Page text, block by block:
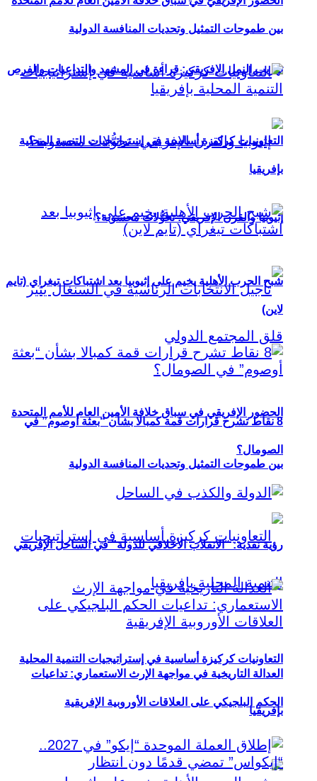
تهريب النمل الإفريقي: قراءة في المشهد والتداعيات والفرص
إثيوبيا والقرن الإفريقي: تحوُّلات محسوبة؟
الحضور الإفريقي في سباق خلافة الأمين العام للأمم المتحدة
بين طموحات التمثيل وتحديات المنافسة الدولية
التعاونيات كركيزة أساسية في إستراتيجيات التنمية المحلية
بإفريقيا
بين طموحات التمثيل وتحديات المنافسة الدولية
التعاونيات كركيزة أساسية في إستراتيجيات التنمية المحلية
بإفريقيا
شبح الحرب الأهلية يخيم على إثيوبيا بعد اشتباكات تيغراي (تايم
لاين)
8 نقاط تشرح قرارات قمة كمبالا بشأن “بعثة أوصوم” في
الصومال؟
رؤية نقدية: “الانقلاب الأخلاقي للدولة” في الساحل الإفريقي
العدالة التاريخية في مواجهة الإرث الاستعماري: تداعيات
الحكم البلجيكي على العلاقات الأوروبية الإفريقية